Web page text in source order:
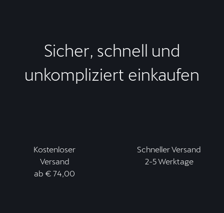
Sicher, schnell und
unkompliziert einkaufen
Kostenloser
Versand
ab € 74,00
Schneller Versand
2-5 Werktage